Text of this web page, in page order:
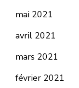
mai 2021
avril 2021
mars 2021
février 2021